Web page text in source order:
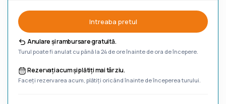
Intreaba pretul
Anulare și rambursare gratuită.
Turul poate fi anulat cu până la 24 de ore înainte de ora de începere.
Rezervați acum și plătiți mai târziu.
Faceți rezervarea acum, plătiți oricând înainte de începerea turului.